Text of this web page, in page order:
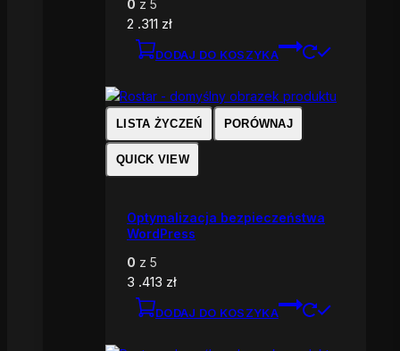
0 z 5
2 .311 zł
DODAJ DO KOSZYKA
LISTA ŻYCZEŃ PORÓWNAJ
QUICK VIEW
Optymalizacja bezpieczeństwa
WordPress
0 z 5
3 .413 zł
DODAJ DO KOSZYKA